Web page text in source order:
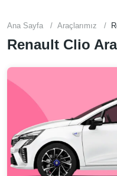
Ana Sayfa Araçlarımız
Renault Clio